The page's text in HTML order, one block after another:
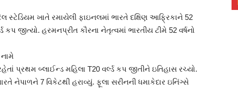
સ્ટેડિયમ ખાતે રમાયેલી ફાઇનલમાં ભારતે દક્ષિણ આફ્રિકાને 52
કપ જીત્યો. હરમનપ્રીત કૌરના નેતૃત્વમાં ભારતીય ટીમે 52 વર્ષનો
પ્રથમ બ્લાઈન્ડ મહિલા T20 વર્લ્ડ કપ જીતીને ઇતિહાસ રચ્યો.
નેપાળને 7 વિકેટથી હરાવ્યું. ફૂલા સરીનની ધમાકેદાર ઇનિંગ્સે